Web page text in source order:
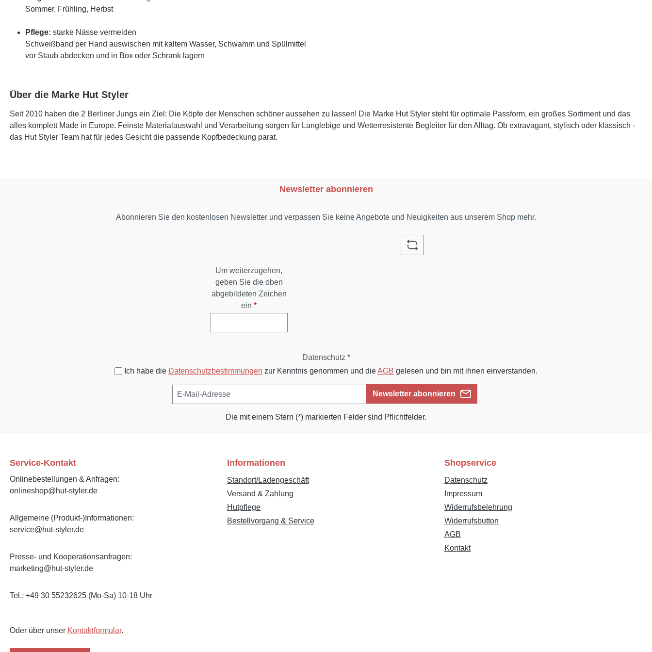
Sommer, Frühling, Herbst
Pflege: starke Nässe vermeiden
Schweißband per Hand auswischen mit kaltem Wasser, Schwamm und Spülmittel
vor Staub abdecken und in Box oder Schrank lagern
Über die Marke Hut Styler
Seit 2010 haben die 2 Berliner Jungs ein Ziel: Die Köpfe der Menschen schöner aussehen zu lassen! Die Marke Hut Styler steht für optimale Passform, ein großes Sortiment und das
alles komplett Made in Europe. Feinste Materialauswahl und Verarbeitung sorgen für Langlebige und Wetterresistente Begleiter für den Alltag. Ob extravagant, stylisch oder klassisch -
das Hut Styler Team hat für jedes Gesicht die passende Kopfbedeckung parat.
Newsletter abonnieren
Abonnieren Sie den kostenlosen Newsletter und verpassen Sie keine Angebote und Neuigkeiten aus unserem Shop mehr.
Um weiterzugehen,
geben Sie die oben
abgebildeten Zeichen
ein*
Datenschutz *
Ich habe die Datenschutzbestimmungen zur Kenntnis genommen und dieAGB gelesen und bin mit ihnen einverstanden.
Newsletter abonnieren
Die mit einem Stern (*) markierten Felder sind Pflichtfelder.
Service-Kontakt
Onlinebestellungen & Anfragen:
onlineshop@hut-styler.de
Allgemeine (Produkt-)Informationen:
service@hut-styler.de
Presse- und Kooperationsanfragen:
marketing@hut-styler.de
Tel.: +49 30 55232625 (Mo-Sa) 10-18 Uhr
Oder über unser Kontaktformular.
Informationen
Standort/Ladengeschäft
Versand & Zahlung
Hutpflege
Bestellvorgang & Service
Shopservice
Datenschutz
Impressum
Widerrufsbelehrung
Widerrufsbutton
AGB
Kontakt
Text vergrößern